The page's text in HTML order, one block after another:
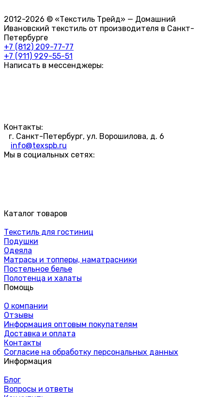
2012-2026 © «Текстиль Трейд» — Домашний
Ивановский текстиль от производителя в Санкт-
Петербурге
+7 (812) 209-77-77
+7 (911) 929-55-51
Написать в мессенджеры:
Контакты:
г. Санкт-Петербург, ул. Ворошилова, д. 6
info@texspb.ru
Мы в социальных сетях:
Каталог товаров
Текстиль для гостиниц
Подушки
Одеяла
Матрасы и топперы, наматрасники
Постельное белье
Полотенца и халаты
Помощь
О компании
Отзывы
Информация оптовым покупателям
Доставка и оплата
Контакты
Согласие на обработку персональных данных
Информация
Блог
Вопросы и ответы